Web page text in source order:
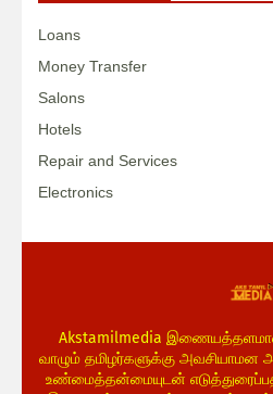
Loans
Money Transfer
Salons
Hotels
Repair and Services
Electronics
Akstamilmedia
வாழும் தமிழர்களுக்கு
உண்மைத்தன்மையுடன்